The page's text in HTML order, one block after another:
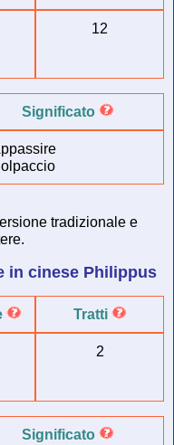
12
Significato
tradizionale e
in cinesePhilippus
Tratti
2
Significato